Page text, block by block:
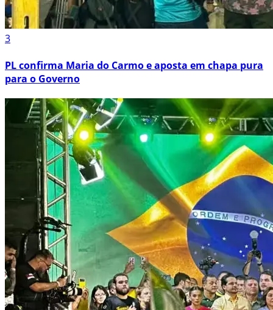
3
PL confirma Maria do Carmo e aposta em chapa pura
para o Governo